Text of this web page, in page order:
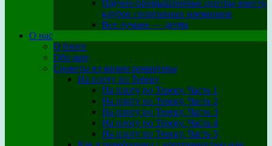
Научно-промышленные центры вместо
клубов спортивных наемников
Все лучшее — детям
О нас
О блоге
Обо мне
Сюжеты из жизни романтика
На плоту по Тереку
На плоту по Тереку. Часть 1
На плоту по Тереку. Часть 2
На плоту по Тереку. Часть 3
На плоту по Тереку. Часть 4
На плоту по Тереку. Часть 5